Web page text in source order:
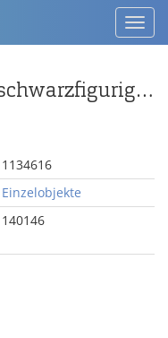
Fragment einer attisch-schwarzfigurigen Lekythos mit Viergespann n. rechts und sitzendem Mann mit Speer n. links
1134616
Einzelobjekte
140146